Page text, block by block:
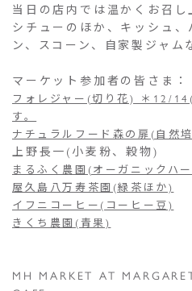
当日の店内では温かくお召
シチューのほか、キッシュ、
ン、スコーン、自家製ジャム
マーケット参加者の皆さま：
フォレジャー(切り花) ＊12/
す。
ナチュラルフード森の扉(自然
上野長一(小麦粉、穀物)
まるふく農園(オーガニックハ
屋久島八万寿茶園(緑茶ほか)
イフニコーヒー(コーヒー豆)
きくち農園(青果)
MH MARKET AT